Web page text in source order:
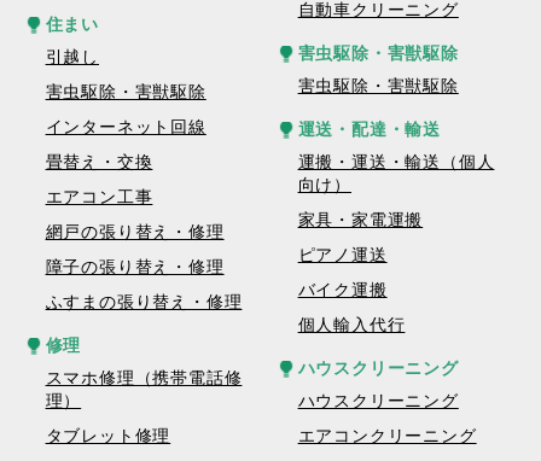
住まい
引越し
害虫駆除・害獣駆除
インターネット回線
畳替え・交換
エアコン工事
網戸の張り替え・修理
障子の張り替え・修理
ふすまの張り替え・修理
修理
スマホ修理（携帯電話修
理）
タブレット修理
自動車クリーニング
害虫駆除・害獣駆除
害虫駆除・害獣駆除
運送・配達・輸送
運搬・運送・輸送（個人
向け）
家具・家電運搬
ピアノ運送
バイク運搬
個人輸入代行
ハウスクリーニング
ハウスクリーニング
エアコンクリーニング